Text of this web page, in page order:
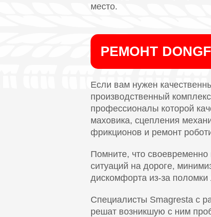
место.
РЕМОНТ
Если вам нужен
производственный
профессионалы которой
маховика, сцепления
фрикционов и ремонт
Помните, что
ситуаций на дороге,
дискомфорта из-за
Специалисты Smagresta с
решат возникшую с ним